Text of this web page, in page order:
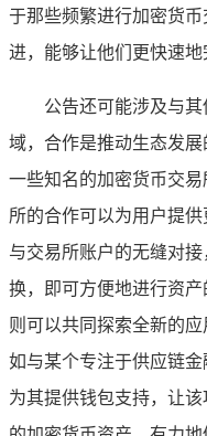
于那些频繁进行加密货
进，能够让他们更快速地
公告还可能涉及与
域，合作是推动生态发
一些知名的加密货币交
所的合作可以为用户提
与交易所账户的无缝对
换，即可方便地进行资
则可以共同探索全新的
如与某个专注于供应链金
为其提供钱包支持，让